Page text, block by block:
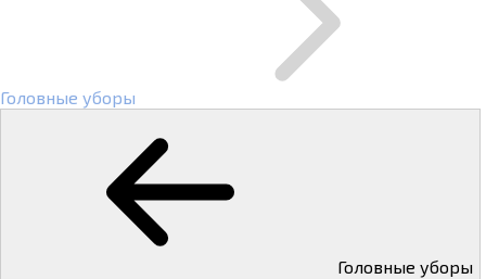
Головные уборы
Головные уборы